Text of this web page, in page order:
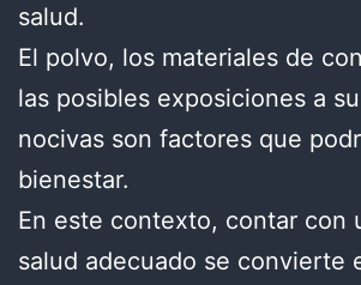
salud.
El polvo, los materiales de
las posibles exposiciones a
nocivas son factores que
bienestar.
En este contexto, contar con
salud adecuado se convierte